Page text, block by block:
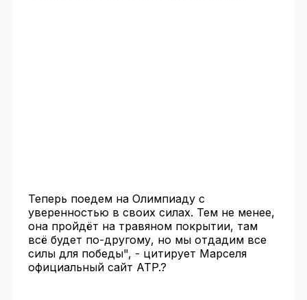
Теперь поедем на Олимпиаду с
уверенностью в своих силах. Тем не менее,
она пройдёт на травяном покрытии, там
всё будет по-другому, но мы отдадим все
силы для победы", - цитирует Марселя
официальный сайт ATP.?